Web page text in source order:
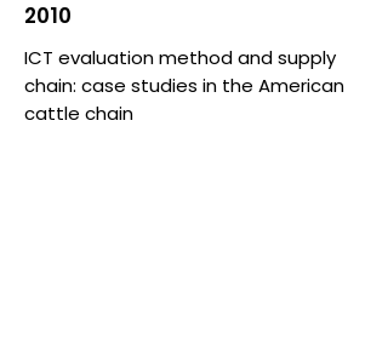
2010
ICT evaluation method and supply
chain: case studies in the American
cattle chain